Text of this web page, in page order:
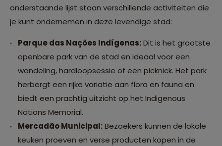
onderstaande lijst staan verschillende activiteiten die
je kunt ondernemen in deze levendige stad:
Parque das Nações Indígenas:Dit is het grootste
openbare park van de stad en ideaal voor een
wandeling, hardloopsessie of een picknick. Het park
herbergt een rijke variatie aan flora en fauna en
biedt een prachtig uitzicht op het Indigenous
Nations Memorial.
Mercadão Municipal:Bezoekers kunnen de lokale
keuken proeven en verse producten kopen in de